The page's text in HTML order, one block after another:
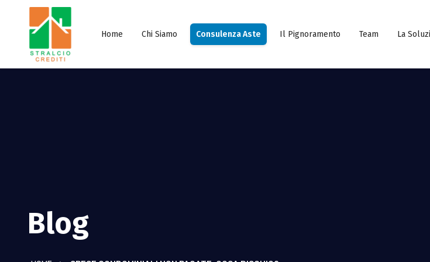
Home Chi Siamo Consulenza Aste Il Pignoramento Team La
Blog